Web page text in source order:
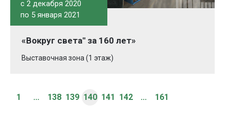
c 2 декабря 2020
по 5 января 2021
«Вокруг света" за 160 лет»
Выставочная зона (1 этаж)
1 ... 138 139 140 141 142 ... 161